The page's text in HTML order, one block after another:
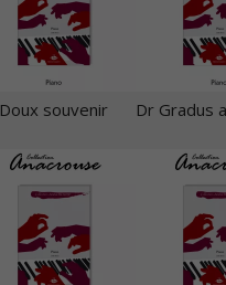
Doux souvenir